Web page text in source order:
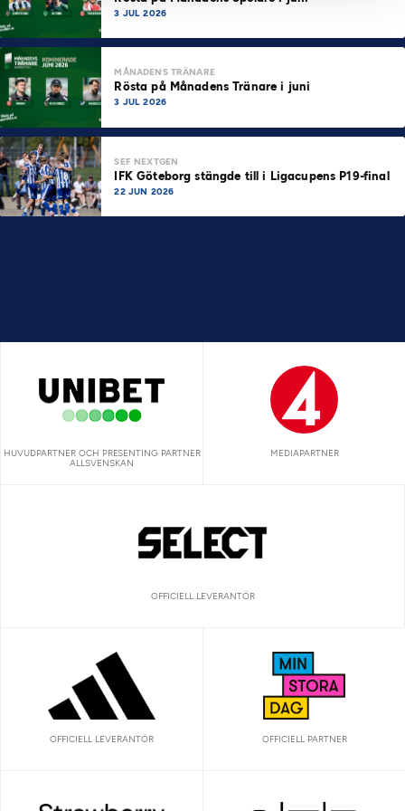
3 JUL 2026
MÅNADENS TRÄNARE
Rösta på Månadens Tränare i juni
3 JUL 2026
SEF NEXTGEN
IFK Göteborg stängde till i Ligacupens P19-final
22 JUN 2026
HUVUDPARTNER OCH PRESENTING PARTNER
ALLSVENSKAN
MEDIAPARTNER
OFFICIELL LEVERANTÖR
OFFICIELL LEVERANTÖR OFFICIELL PARTNER